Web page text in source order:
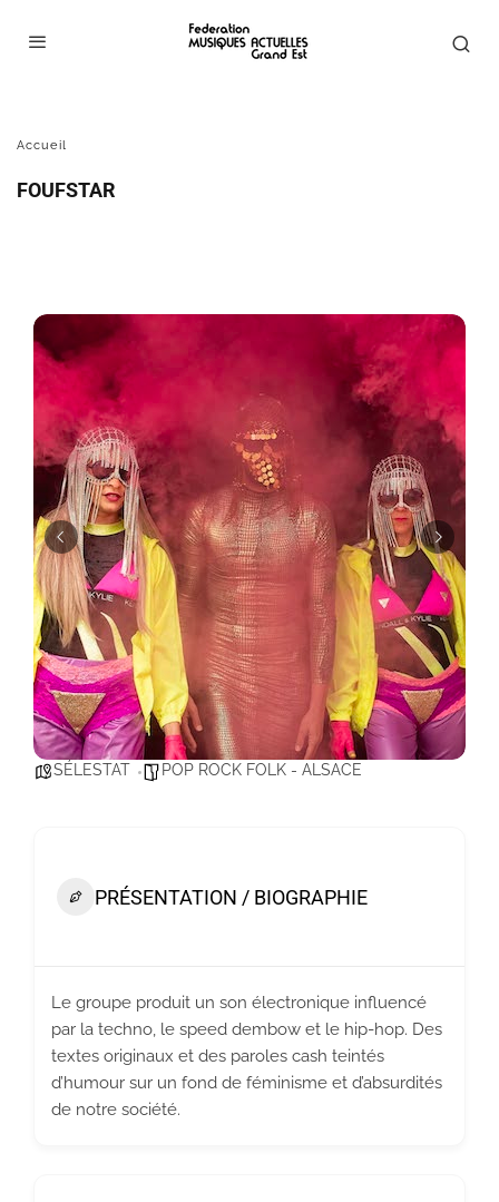
Accueil
FOUFSTAR
SÉLESTAT POP ROCK FOLK - ALSACE
PRÉSENTATION / BIOGRAPHIE
Le groupe produit un son électronique influencé
par la techno, le speed dembow et le hip-hop. Des
textes originaux et des paroles cash teintés
d’humour sur un fond de féminisme et d’absurdités
de notre société.